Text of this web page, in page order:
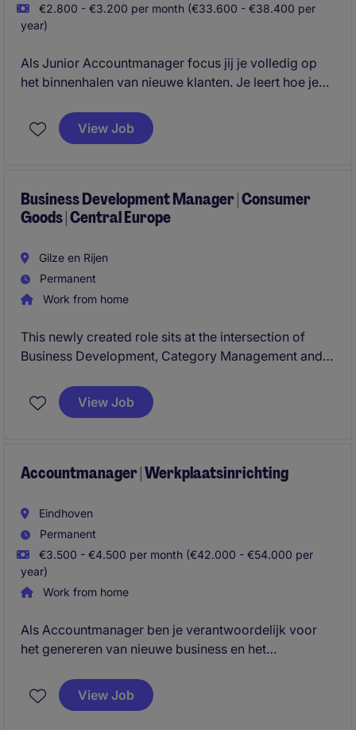
€2.800 - €3.200 per month (€33.600 - €38.400 per
year)
Als Junior Accountmanager focus jij je volledig op
het binnenhalen van nieuwe klanten. Je leert hoe je
deals sluit. Het betreft een landelijke functie waarin je
ongeveer 4 dagen per week onderweg bent en 1 dag
met name aan tafel met inkoop en eigenaren van
bedrijven.
View Job
Business Development Manager | Consumer
Goods | Central Europe
Gilze en Rijen
Permanent
Work from home
This newly created role sits at the intersection of
Business Development, Category Management and
across the Home Business Unit in Central Europe.
Partnering closely with Sales Directors, Key Account
pricing decisions, and accelerate category
View Job
Accountmanager | Werkplaatsinrichting
Eindhoven
Permanent
€3.500 - €4.500 per month (€42.000 - €54.000 per
year)
Work from home
Als Accountmanager ben je verantwoordelijk voor
het genereren van nieuwe business en het
vrijheid om zelfstandig marktkansen te identificeren
en een sterke positie op te bouwen binnen jouw regio
View Job